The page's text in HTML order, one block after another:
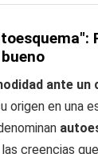
ante un
origen en una
creencias